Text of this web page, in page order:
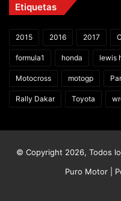
Etiquetas
2015 2016 2017
formula1 honda lewis
Motocross motogp
Rally Dakar Toyota
© Copyright 2026, Todos
Puro Motor |